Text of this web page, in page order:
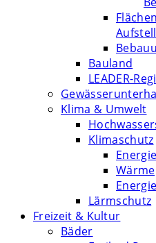
Bauland
LEADER-
Klima & Umwelt
Klimaschutz
Lärmschutz
Freizeit & Kultur
Bäder